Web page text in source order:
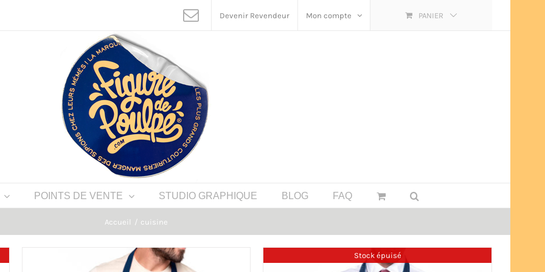
Devenir Revendeur Mon compte PANIER
POINTS DE VENTE STUDIO GRAPHIQUE BLOG FAQ
Accueil cuisine
Stock épuisé